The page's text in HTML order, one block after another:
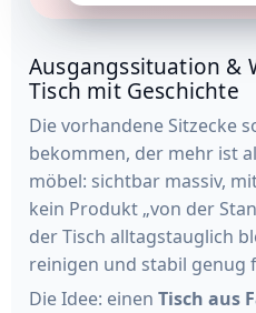
Ausgangssituation &
Tisch mit Geschichte
Die vorhandene Sitzecke
bekommen, der mehr ist
möbel: sichtbar massiv,
kein Produkt „von der
der Tisch alltagstauglich
reinigen und stabil genug
Die Idee: einen Tisch aus